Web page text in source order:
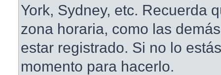
York, Sydney, etc. Recuerda
zona horaria, como las
estar registrado. Si no lo
momento para hacerlo.